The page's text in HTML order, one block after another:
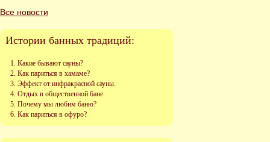
Все новости
Истории банных традиций:
Какие бывают сауны?
Как париться в хамаме?
Эффект от инфракрасной сауны.
Отдых в общественной бане.
Почему мы любим баню?
Как париться в офуро?